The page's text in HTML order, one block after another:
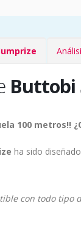
Buttobi
100 metros!!
ha sido
con todo